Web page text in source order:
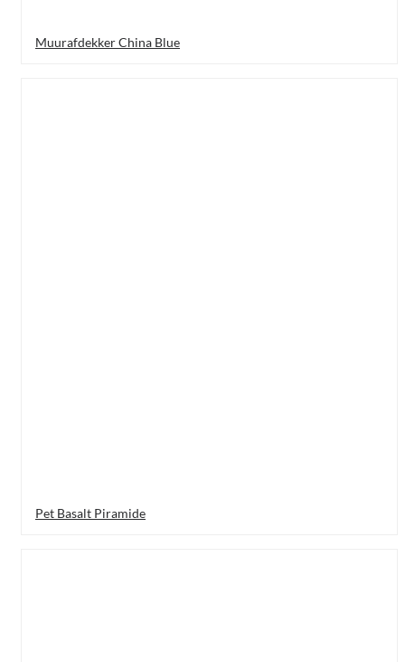
Muurafdekker China Blue
Pet Basalt Piramide